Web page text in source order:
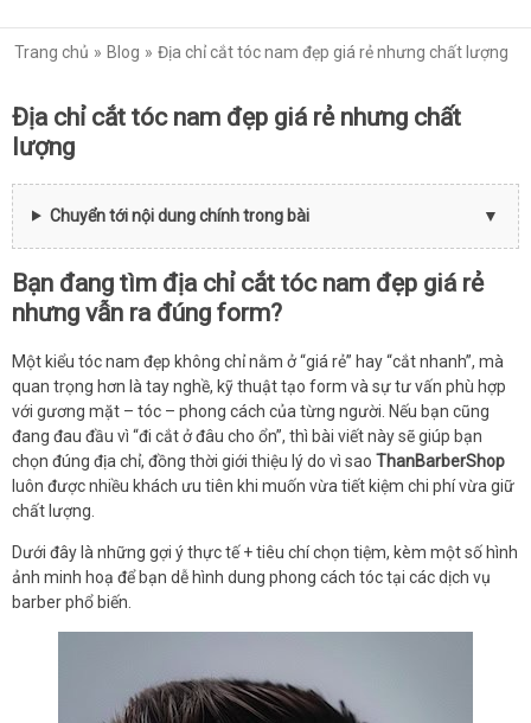
Trang chủ Blog Địa chỉ cắt tóc nam đẹp giá rẻ nhưng chất lượng
Địa chỉ cắt tóc nam đẹp giá rẻ nhưng chất
lượng
Chuyển tới nội dung chính trong bài
Bạn đang tìm địa chỉ cắt tóc nam đẹp giá rẻ
nhưng vẫn ra đúng form?
Một kiểu tóc nam đẹp không chỉ nằm ở “giá rẻ” hay “cắt nhanh”, mà
quan trọng hơn là tay nghề, kỹ thuật tạo form và sự tư vấn phù hợp
với gương mặt – tóc – phong cách của từng người. Nếu bạn cũng
đang đau đầu vì “đi cắt ở đâu cho ổn”, thì bài viết này sẽ giúp bạn
chọn đúng địa chỉ, đồng thời giới thiệu lý do vì sao ThanBarberShop
luôn được nhiều khách ưu tiên khi muốn vừa tiết kiệm chi phí vừa giữ
chất lượng.
Dưới đây là những gợi ý thực tế + tiêu chí chọn tiệm, kèm một số hình
ảnh minh hoạ để bạn dễ hình dung phong cách tóc tại các dịch vụ
barber phổ biến.